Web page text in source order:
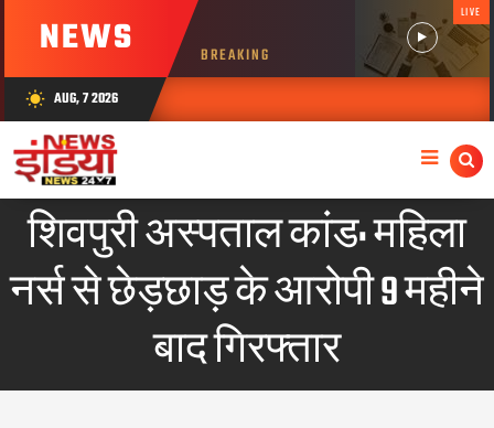
NEWS BREAKING
LIVE
wb_sunny AUG, 7 2026
शिवपुरी अस्पताल कांड: महिला
नर्स से छेड़छाड़ के आरोपी 9 महीने
बाद गिरफ्तार